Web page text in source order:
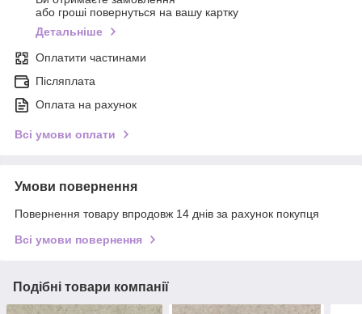
або гроші повернуться на вашу картку
Детальніше
Оплатити частинами
Післяплата
Оплата на рахунок
Всі умови оплати
Умови повернення
Повернення товару впродовж 14 днів за рахунок покупця
Всі умови повернення
Подібні товари компанії